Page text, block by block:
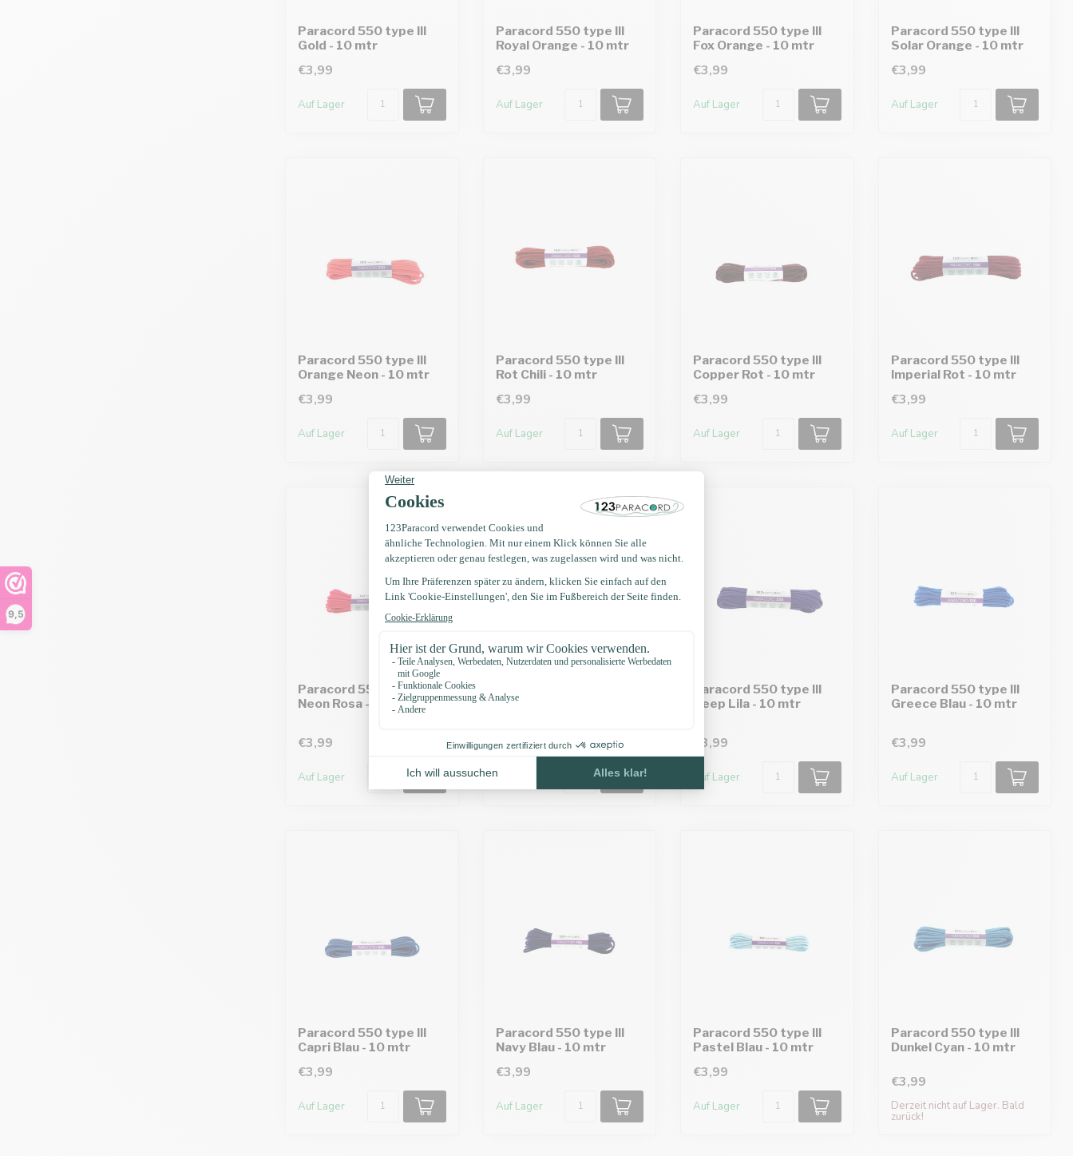
9,5
Paracord 550 type III
Gold - 10 mtr
€3,99
Auf Lager
Paracord 550 type III
Royal Orange - 10 mtr
€3,99
Auf Lager
Paracord 550 type III
Fox Orange - 10 mtr
€3,99
Auf Lager
Paracord 550 type III
Solar Orange - 10 mtr
€3,99
Auf Lager
Paracord 550 type III
Orange Neon - 10 mtr
€3,99
Auf Lager
Paracord 550 type III
Rot Chili - 10 mtr
€3,99
Auf Lager
Paracord 550 type III
Copper Rot - 10 mtr
€3,99
Auf Lager
Paracord 550 type III
Imperial Rot - 10 mtr
€3,99
Auf Lager
Paracord 550 type III
Neon Rosa - 10 mtr
€3,99
Auf Lager
Bubblegum rosa - 10
€3,99
Auf Lager
Paracord 550 type III
Deep Lila - 10 mtr
€3,99
Auf Lager
Paracord 550 type III
Greece Blau - 10 mtr
€3,99
Auf Lager
Paracord 550 type III
Capri Blau - 10 mtr
€3,99
Auf Lager
Paracord 550 type III
Navy Blau - 10 mtr
€3,99
Auf Lager
Paracord 550 type III
Pastel Blau - 10 mtr
€3,99
Auf Lager
Paracord 550 type III
Dunkel Cyan - 10 mtr
€3,99
Derzeit nicht auf Lager. Bald
zurück!